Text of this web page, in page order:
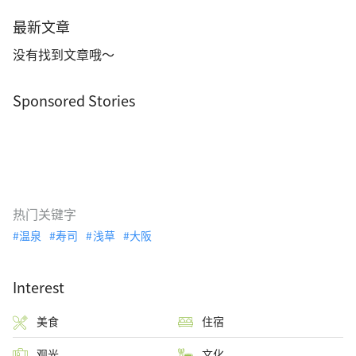
最新文章
没有找到文章哦～
Sponsored Stories
热门关键字
温泉 寿司 浅草 大阪
Interest
美食 住宿